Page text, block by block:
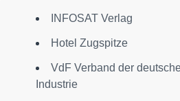
INFOSAT Verlag
Hotel Zugspitze
VdF Verband der
Industrie